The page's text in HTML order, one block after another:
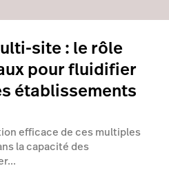
site : le rôle
pour fluidifier
établissements
efficace de ces multiples
la capacité des